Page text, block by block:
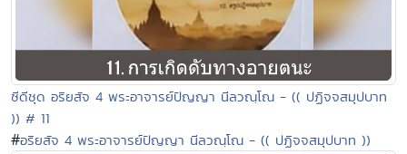
ซีดีชุด อริยสัจ 4 พระอาจารย์ปัญญา นีลวณฺโณ - (( ปฏิจจสมุปบาท
)) # 11
#อริยสัจ 4 พระอาจารย์ปัญญา นีลวณฺโณ - (( ปฏิจจสมุปบาท ))